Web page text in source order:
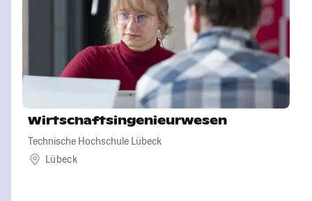
Wirtschaftsingenieurwesen
Technische Hochschule Lübeck
Lübeck